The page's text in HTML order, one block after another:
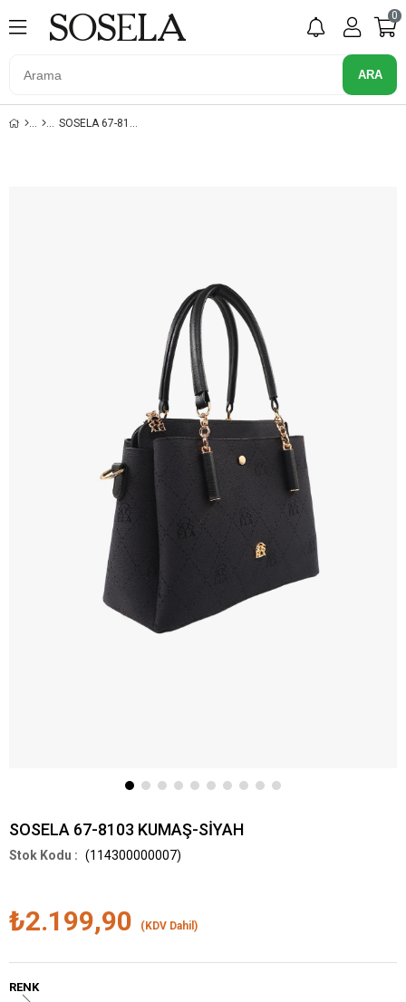
0
SOSELA 67-8103 KUMAŞ-SİYAH
SOSELA 67-8103 KUMAŞ-SİYAH
(114300000007)
₺2.199,90 (KDV Dahil)
RENK